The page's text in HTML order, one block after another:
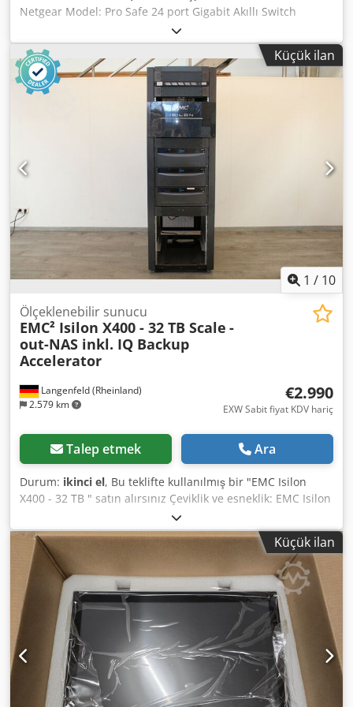
Netgear Model: Pro Safe 24 port Gigabit Akıllı Switch
GS724T V4 Dodpfxeyxpqio Aptjwa 24 portlu Gigabit
Ethernet switch, küçük ve orta ölçekli ağlar için ideal bir
çözümdür. Dahili PoE (Power over Ethernet) özelliği
sayesinde, IP kameralar, VoIP telefonlar ve diğer ağ
cihazlarını uzaktan besleyebilir, böylece kurulum kolaylaşır
ve kablolama ihtiyacı azalır.
Küçük ilan
1 / 10
Langenfeld (Rheinland)
2.579 km
Ölçeklenebilir sunucu
EMC² Isilon X400 - 32 TB Scale -
out-NAS inkl. IQ Backup
Accelerator
€2.990
EXW Sabit fiyat KDV hariç
Talep etmek Ara
Durum: ikinci el, Bu teklifte kullanılmış bir "EMC Isilon
X400 - 32 TB " satın alırsınız Çeviklik ve esneklik: EMC Isilon
X-Serisi, hepsi tek bir dosya sistemi içinde olmak üzere, iş
hacmini birkaç terabayttan 20 petabayta ve saniyede 100
gigabaytın (GBps) üzerine ölçeklendirebilen ilk
ölçeklenebilir depolama çözümüdür. Satılık ürün: 1 x EMC
Isilon X400 - 32 TB + 400G SSD/ 48G/ 2x10GE SFP + 2x1GE
aşağıdaki ekipmanlarla birlikte: Dwjdpfx Apsrxcvdotea 3x32
TB HDD/400GB SSD 3.5" 3x48GB Ram, 12X4G 6x6 metre
CX42QSFP Hibrit Kablo 3x KIT 2SFP + Optik 10GB
(ISO00125223, -227, -388) 2x QLogic 18 Bağlantı Noktalı
QDR Anahtarı (CNVS491200146, CNVS491200150) 10 GBE,
Çift Bağlantı Noktalı SFP + Optiksiz Isilon Yazılım
Yükseltmesi Kurumsal Anlık Görüntü IQ Durum: Bu teklif,
Küçük ilan